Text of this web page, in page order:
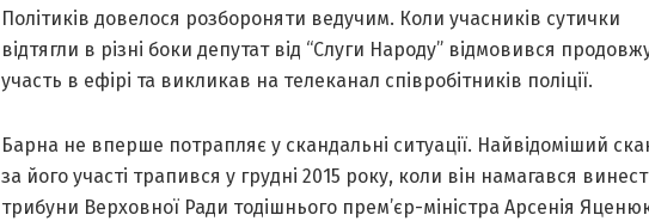
Політиків довелося розбороняти ведучим. Коли учасників сутички
відтягли в різні боки депутат від “Слуги Народу” відмовився
участь в ефірі та викликав на телеканал співробітників поліції.
Барна не вперше потрапляє у скандальні ситуації. Найвідоміший
за його участі трапився у грудні 2015 року, коли він намагався
трибуни Верховної Ради тодішнього прем’єр-міністра Арсенія